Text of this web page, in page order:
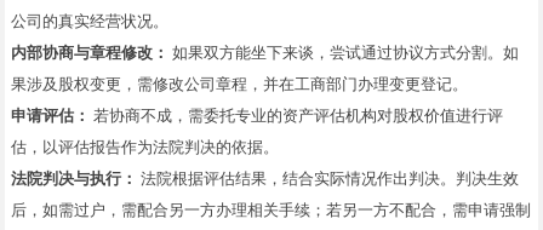
公司的真实经营状况。
内部协商与章程修改： 如果双方能坐下来谈，尝试通过协议方式分割。如
果涉及股权变更，需修改公司章程，并在工商部门办理变更登记。
申请评估： 若协商不成，需委托专业的资产评估机构对股权价值进行评
估，以评估报告作为法院判决的依据。
法院判决与执行： 法院根据评估结果，结合实际情况作出判决。判决生效
后，如需过户，需配合另一方办理相关手续；若另一方不配合，需申请强制